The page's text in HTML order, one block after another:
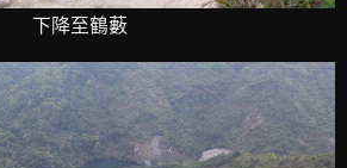
下降至鶴藪